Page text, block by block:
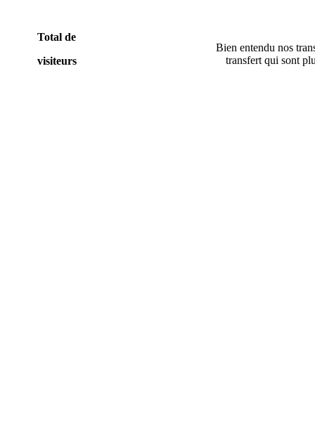
Bien entendu nos
transfert qui sont
Total de
visiteurs